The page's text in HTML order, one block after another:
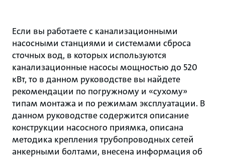
Если вы работаете с канализационными
насосными станциями и системами сброса
сточных вод, в которых используются
канализационные насосы мощностью до 520
кВт, то в данном руководстве вы найдете
рекомендации по погружному и «сухому»
типам монтажа и по режимам эксплуатации. В
данном руководстве содержится описание
конструкции насосного приямка, описана
методика крепления трубопроводных сетей
анкерными болтами, внесена информация об